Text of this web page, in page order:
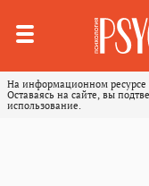
На информационном
Оставаясь на сайте, вы
использование.